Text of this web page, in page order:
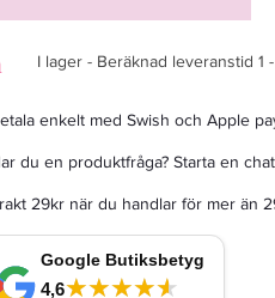
I lager - Beräknad leveranstid 1
enkelt med Swish och Apple
du en produktfråga? Starta en
29kr när du handlar för mer än